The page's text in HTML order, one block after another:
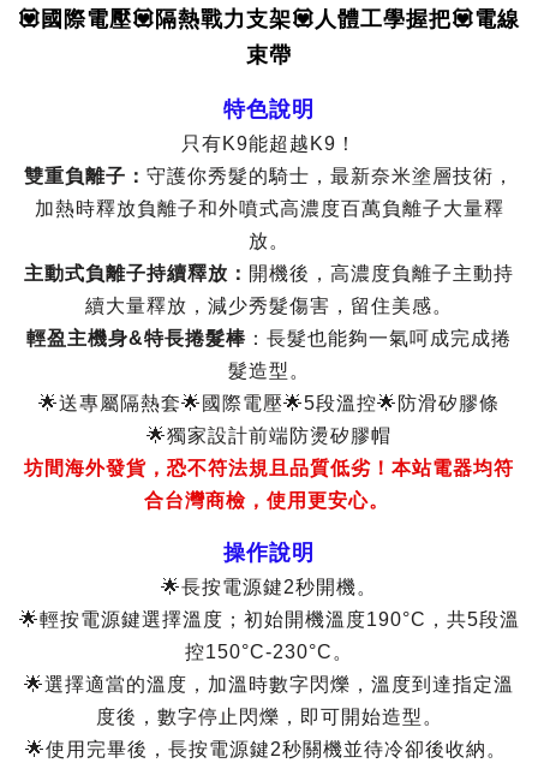
💟國際電壓💟隔熱戰力支架💟人體工學握把💟電線
束帶
特色說明
只有K9能超越K9！
雙重負離子： 守護你秀髮的騎士，最新奈米塗層技術，
加熱時釋放負離子和外噴式高濃度百萬負離子大量釋
放。
主動式負離子持續釋放： 開機後，高濃度負離子主動持
續大量釋放，減少秀髮傷害，留住美感。
輕盈主機身&特長捲髮棒 ：長髮也能夠一氣呵成完成捲
髮造型。
🌟送專屬隔熱套🌟國際電壓🌟5段溫控🌟防滑矽膠條
🌟獨家設計前端防燙矽膠帽
坊間海外發貨，恐不符法規且品質低劣！本站電器均符
合台灣商檢，使用更安心。
操作說明
🌟長按電源鍵2秒開機。
🌟輕按電源鍵選擇溫度；初始開機溫度190°C，共5段溫
控150°C-230°C。
🌟選擇適當的溫度，加溫時數字閃爍，溫度到達指定溫
度後，數字停止閃爍，即可開始造型。
🌟使用完畢後，長按電源鍵2秒關機並待冷卻後收納。